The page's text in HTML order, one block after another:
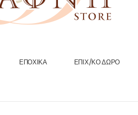
ΕΠΟΧΙΚΆ ΕΠΙΧ/ΚΟ ΔΏΡΟ